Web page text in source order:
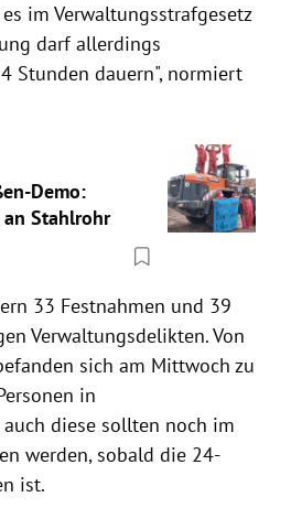
im Verwaltungsstrafgesetz
darf allerdings
Stunden dauern", normiert
Demo:
Stahlrohr
33 Festnahmen und 39
Verwaltungsdelikten. Von
sich am Mittwoch zu
in
diese sollten noch im
werden, sobald die 24-
ist.